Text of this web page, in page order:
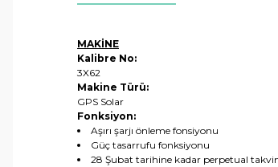
MAKİNE
Kalibre No:
3X62
Makine Türü:
GPS Solar
Fonksiyon:
Aşırı şarjı önleme fonsiyonu
Güç tasarrufu fonksiyonu
28 Şubat tarihine kadar perpetual